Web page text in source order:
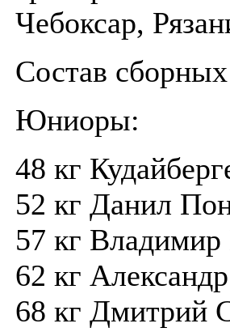
Чебоксар,
Состав
Юниоры:
48 кг
52 кг Данил
57 кг
62 кг
68 кг Дмитрий